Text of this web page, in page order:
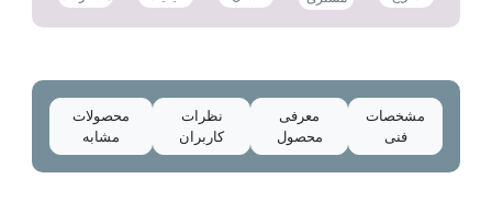
مشخصات
فنی
معرفی
محصول
نظرات
کاربران
محصولات
مشابه